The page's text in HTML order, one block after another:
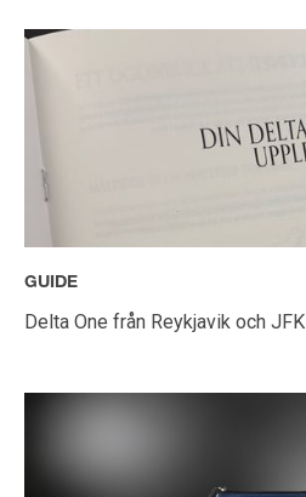
GUIDE
Delta One från Reykjavik och JFK